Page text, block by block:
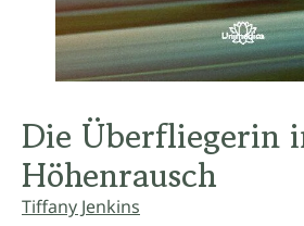
Die Überfliegerin
Höhenrausch
Tiffany Jenkins